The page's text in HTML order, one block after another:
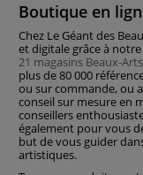
Boutique en
Chez Le Géant des
et digitale grâce à notre
21 magasins Beaux-Arts
plus de 80 000
ou sur commande, ou
conseil sur mesure en
conseillers
également pour vous
but de vous guider
artistiques.